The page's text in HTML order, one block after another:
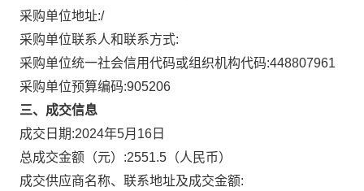
采购单位地址:/
采购单位联系人和联系方式:
采购单位统一社会信用代码或组织机构代码:448807961
采购单位预算编码:905206
三、成交信息
成交日期:2024年5月16日
总成交金额（元）:2551.5 （人民币）
成交供应商名称、联系地址及成交金额: